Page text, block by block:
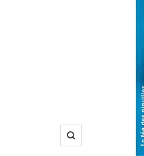
Suurenna